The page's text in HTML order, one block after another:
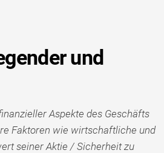
und
Aspekte des Geschäfts
Faktoren wie wirtschaftliche und
seiner Aktie / Sicherheit zu